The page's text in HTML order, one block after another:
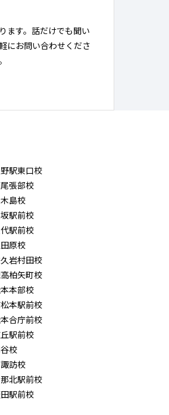
ます。話だけでも聞い
にお問い合わせくださ
駅東口校
張部校
島校
駅前校
駅前校
原校
岩村田校
柏矢町校
本部校
本駅前校
合庁前校
駅前校
校
訪校
北駅前校
駅前校